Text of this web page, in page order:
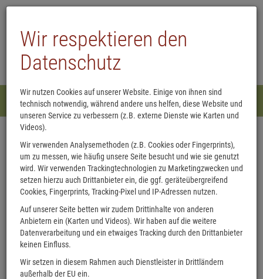
Wir respektieren den
Datenschutz
Wir nutzen Cookies auf unserer Website. Einige von ihnen sind
technisch notwendig, während andere uns helfen, diese Website und
unseren Service zu verbessern (z.B. externe Dienste wie Karten und
Videos).
Wir verwenden Analysemethoden (z.B. Cookies oder Fingerprints),
um zu messen, wie häufig unsere Seite besucht und wie sie genutzt
wird. Wir verwenden Trackingtechnologien zu Marketingzwecken und
setzen hierzu auch Drittanbieter ein, die ggf. geräteübergreifend
Cookies, Fingerprints, Tracking-Pixel und IP-Adressen nutzen.
Auf unserer Seite betten wir zudem Drittinhalte von anderen
Anbietern ein (Karten und Videos). Wir haben auf die weitere
Datenverarbeitung und ein etwaiges Tracking durch den Drittanbieter
keinen Einfluss.
Wir setzen in diesem Rahmen auch Dienstleister in Drittländern
außerhalb der EU ein.
Kaulsdorfer Buchhandlung
Menü 0
Leseprobe zum eBook